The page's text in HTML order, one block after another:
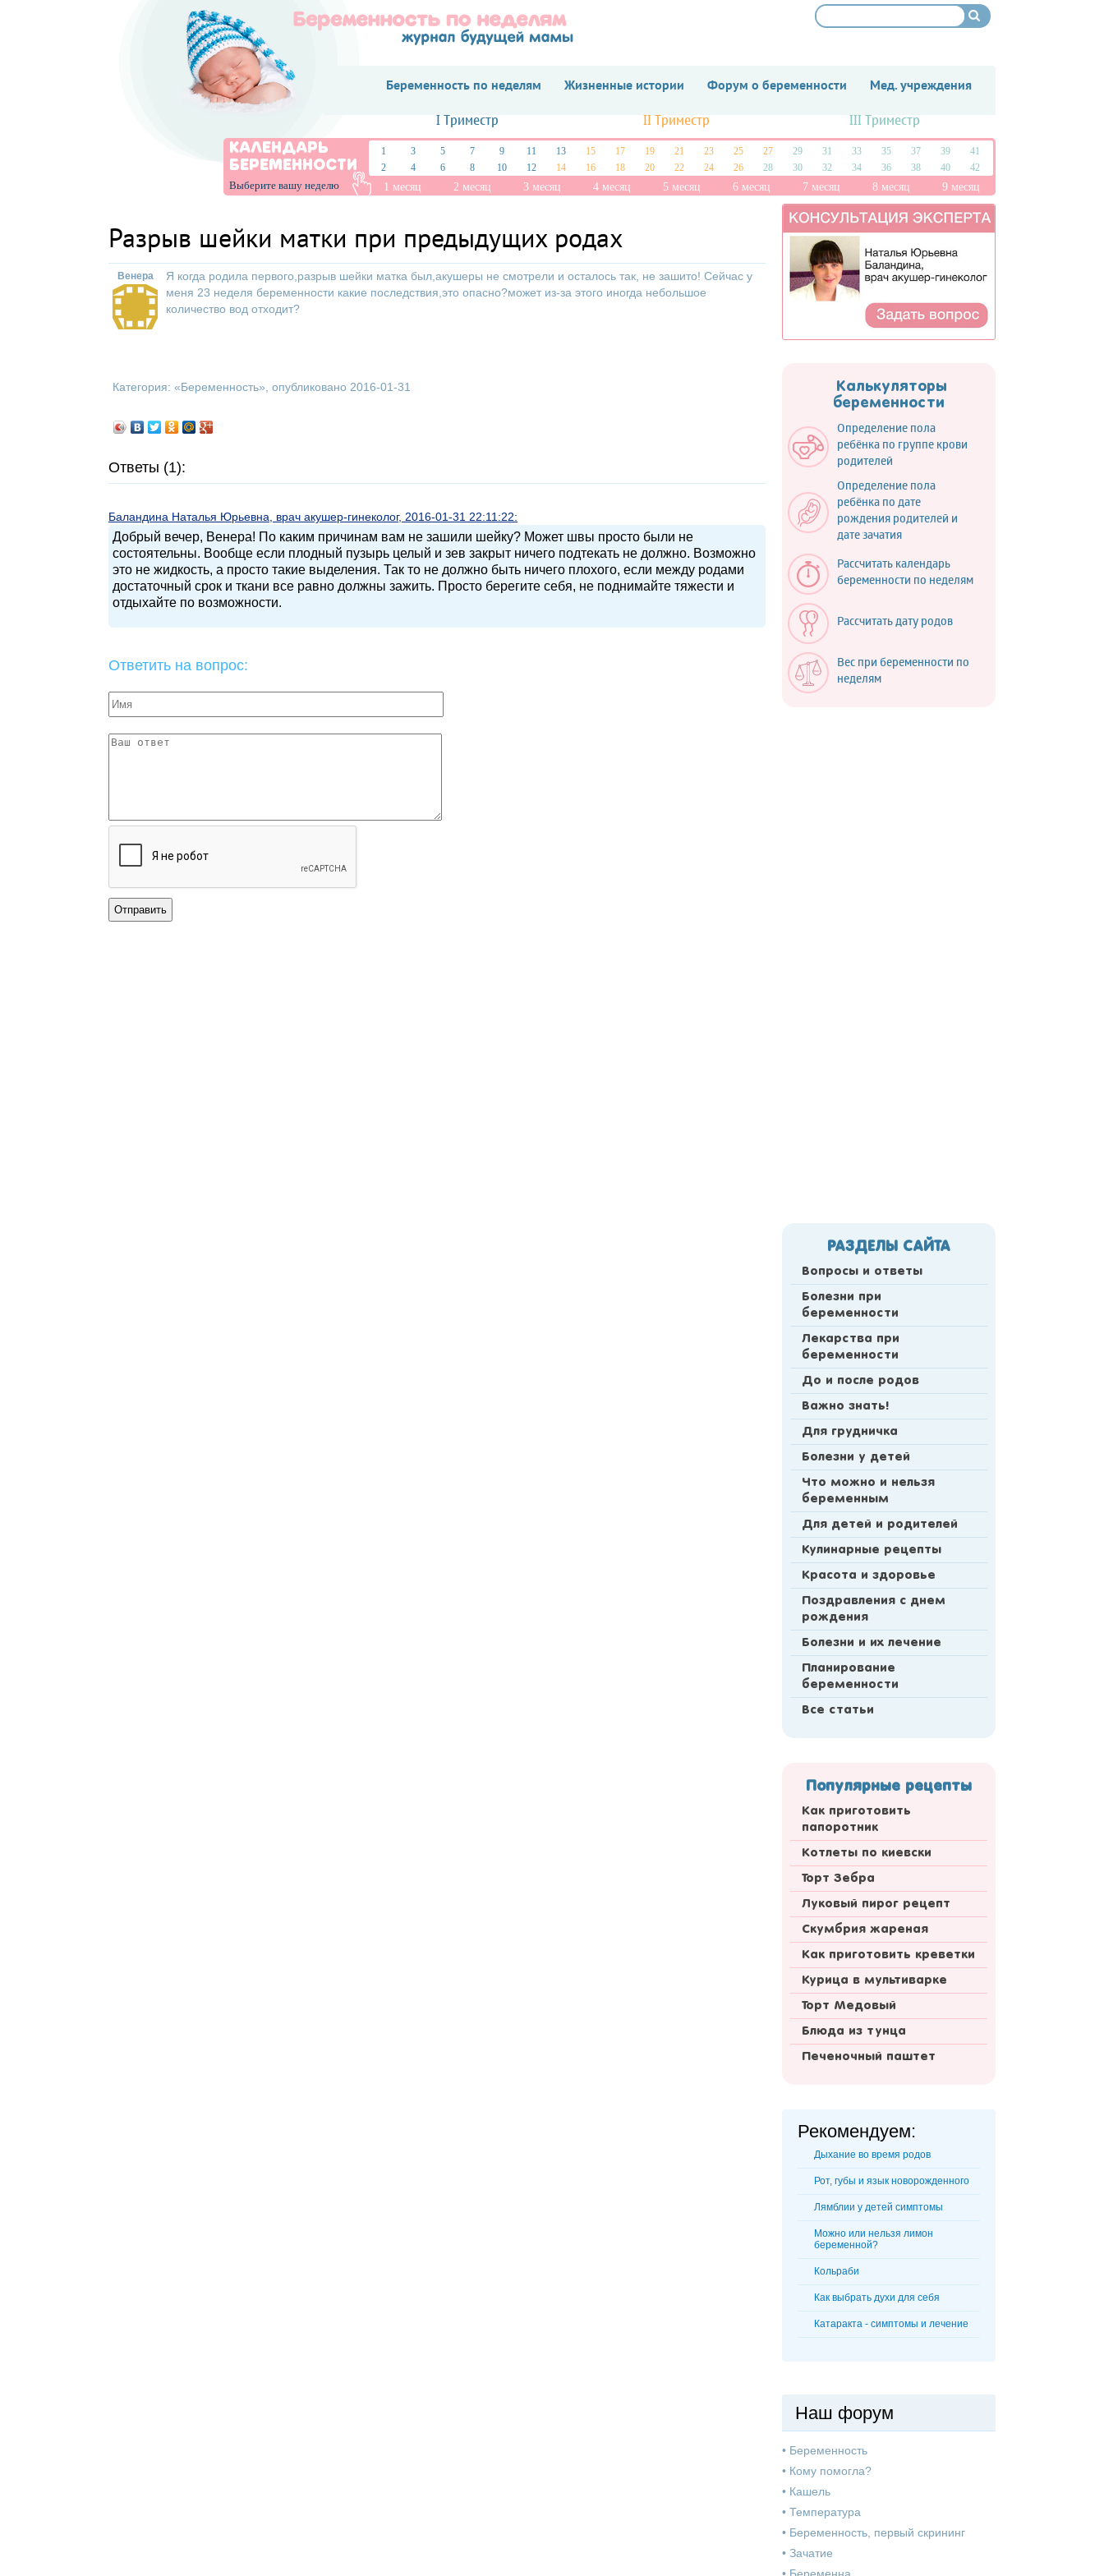
Беременность по неделям Жизненные истории Форум о беременности Мед. учреждения
I Триместр II Триместр III Триместр
КАЛЕНДАРЬ
БЕРЕМЕННОСТИ
Выберите вашу неделю
1 3 5 7 9 11 13 15 17 19 21 23 25 27 29 31 33 35 37 39
41
2
4 6 8 10 12 14 16 18 20 22 24 26 28 30 32 34 36 38 40 42
1 месяц 2 месяц 3 месяц 4 месяц 5 месяц 6 месяц 7 месяц 8 месяц 9 месяц
Разрыв шейки матки при предыдущих родах
Венера
Я когда родила первого,разрыв шейки матка был,акушеры не смотрели и осталось так, не зашито! Сейчас у
меня 23 неделя беременности какие последствия,это опасно?может из-за этого иногда небольшое
количество вод отходит?
Категория: «Беременность», опубликовано 2016-01-31
Ответы (1):
Баландина Наталья Юрьевна, врач акушер-гинеколог, 2016-01-31 22:11:22:
Добрый вечер, Венера! По каким причинам вам не зашили шейку? Может швы просто были не
состоятельны. Вообще если плодный пузырь целый и зев закрыт ничего подтекать не должно. Возможно
это не жидкость, а просто такие выделения. Так то не должно быть ничего плохого, если между родами
достаточный срок и ткани все равно должны зажить. Просто берегите себя, не поднимайте тяжести и
отдыхайте по возможности.
Ответить на вопрос:
Калькуляторы
беременности
Определение пола
ребёнка по группе крови
родителей
Определение пола
ребёнка по дате
рождения родителей и
дате зачатия
Рассчитать календарь
беременности по неделям
Рассчитать дату родов
Вес при беременности по
неделям
РАЗДЕЛЫ САЙТА
Вопросы и ответы
Болезни при
беременности
Лекарства при
беременности
До и после родов
Важно знать!
Для грудничка
Болезни у детей
Что можно и нельзя
беременным
Для детей и родителей
Кулинарные рецепты
Красота и здоровье
Поздравления с днем
рождения
Болезни и их лечение
Планирование
беременности
Все статьи
Популярные рецепты
Как приготовить
папоротник
Котлеты по киевски
Торт Зебра
Луковый пирог рецепт
Скумбрия жареная
Как приготовить креветки
Курица в мультиварке
Торт Медовый
Блюда из тунца
Печеночный паштет
Рекомендуем:
Дыхание во время родов
Рот, губы и язык новорожденного
Лямблии у детей симптомы
Можно или нельзя лимон
беременной?
Кольраби
Как выбрать духи для себя
Катаракта - симптомы и лечение
Наш форум
• Беременность
• Кому помогла?
• Кашель
• Температура
• Беременность, первый скрининг
• Зачатие